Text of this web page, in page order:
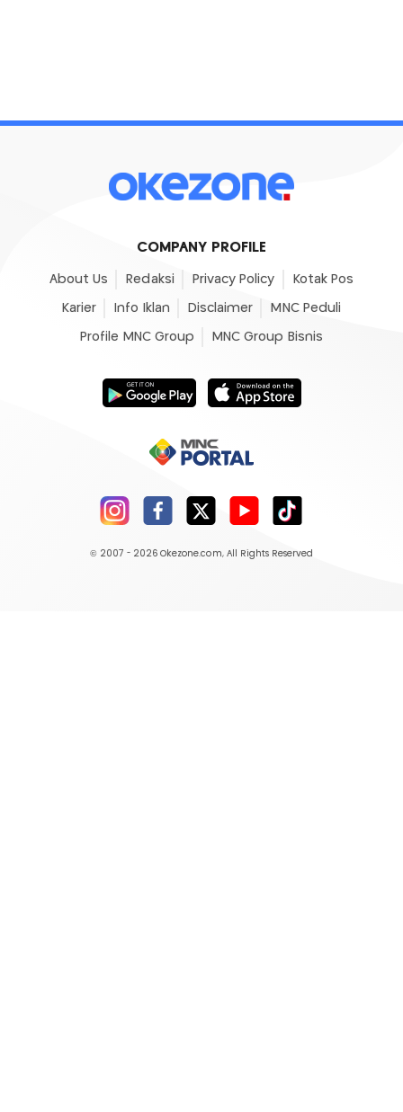
COMPANY PROFILE
About Us Redaksi Privacy Policy Kotak Pos
Karier Info Iklan Disclaimer MNC Peduli
Profile MNC Group MNC Group Bisnis
© 2007 - 2026 Okezone.com, All Rights Reserved